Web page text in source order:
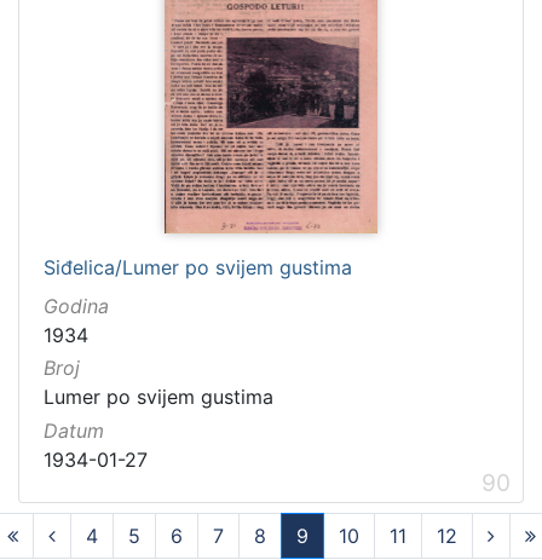
Siđelica/Lumer po svijem gustima
Godina
1934
Broj
Lumer po svijem gustima
Datum
1934-01-27
90
4 5 6 7 8
9
10 11 12